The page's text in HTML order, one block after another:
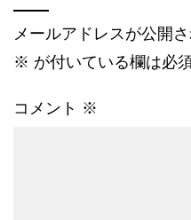
メールアドレスが公開
※ が付いている欄は必
コメント ※